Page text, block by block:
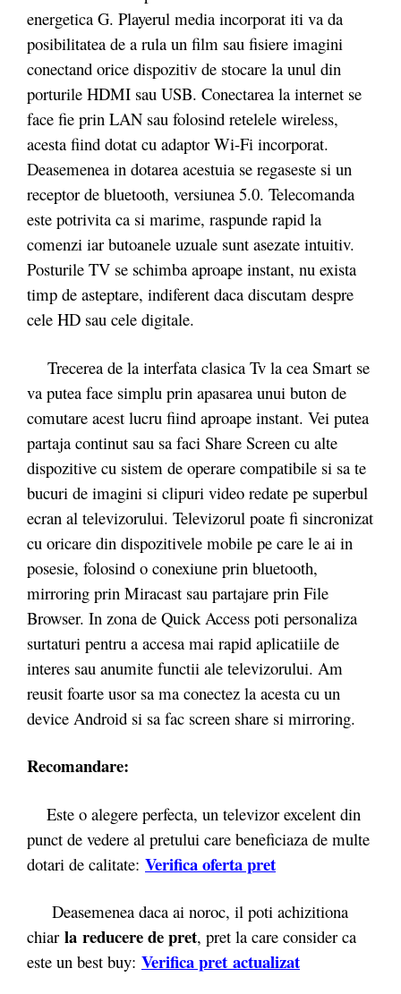
energetica G. Playerul media incorporat iti va da
posibilitatea de a rula un film sau fisiere imagini
conectand orice dispozitiv de stocare la unul din
porturile HDMI sau USB. Conectarea la internet se
face fie prin LAN sau folosind retelele wireless,
acesta fiind dotat cu adaptor Wi-Fi incorporat.
Deasemenea in dotarea acestuia se regaseste si un
receptor de bluetooth, versiunea 5.0. Telecomanda
este potrivita ca si marime, raspunde rapid la
comenzi iar butoanele uzuale sunt asezate intuitiv.
Posturile TV se schimba aproape instant, nu exista
timp de asteptare, indiferent daca discutam despre
cele HD sau cele digitale.
Trecerea de la interfata clasica Tv la cea Smart se
va putea face simplu prin apasarea unui buton de
comutare acest lucru fiind aproape instant. Vei putea
partaja continut sau sa faci Share Screen cu alte
dispozitive cu sistem de operare compatibile si sa te
bucuri de imagini si clipuri video redate pe superbul
ecran al televizorului. Televizorul poate fi sincronizat
cu oricare din dispozitivele mobile pe care le ai in
posesie, folosind o conexiune prin bluetooth,
mirroring prin Miracast sau partajare prin File
Browser. In zona de Quick Access poti personaliza
surtaturi pentru a accesa mai rapid aplicatiile de
interes sau anumite functii ale televizorului. Am
reusit foarte usor sa ma conectez la acesta cu un
device Android si sa fac screen share si mirroring.
Recomandare:
Este o alegere perfecta, un televizor excelent din
punct de vedere al pretului care beneficiaza de multe
dotari de calitate: Verifica oferta pret
Deasemenea daca ai noroc, il poti achizitiona
chiar la reducere de pret, pret la care consider ca
este un best buy: Verifica pret actualizat